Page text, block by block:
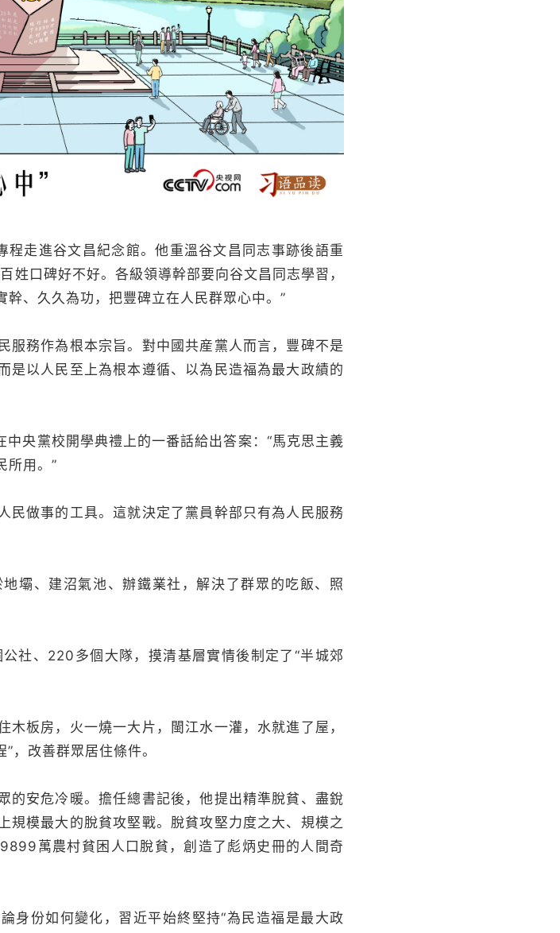
走進谷文昌紀念館。他重溫谷文昌同志事跡後語重
姓口碑好不好。各級領導幹部要向谷文昌同志學習，
、久久為功，把豐碑立在人民群眾心中。”
服務作為根本宗旨。對中國共産黨人而言，豐碑不是
是以人民至上為根本遵循、以為民造福為最大政績的
央黨校開學典禮上的一番話給出答案：“馬克思主義
所用。”
民做事的工具。這就決定了黨員幹部只有為人民服務
壩、建沼氣池、辦鐵業社，解決了群眾的吃飯、照
社、220多個大隊，摸清基層實情後制定了“半城郊
板房，火一燒一大片，閩江水一灌，水就進了屋，
，改善群眾居住條件。
的安危冷暖。擔任總書記後，他提出精準脫貧、盡銳
規模最大的脫貧攻堅戰。脫貧攻堅力度之大、規模之
萬農村貧困人口脫貧，創造了彪炳史冊的人間奇
身份如何變化，習近平始終堅持“為民造福是最大政